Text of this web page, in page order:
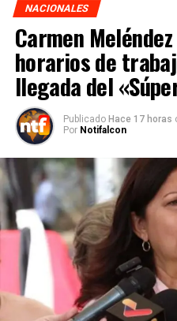
NACIONALES
Carmen
horarios de
llegada del
Publicado Hace 17 horas
Por Notifalcon